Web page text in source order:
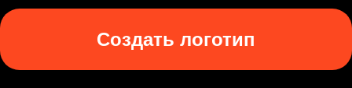
Создать логотип